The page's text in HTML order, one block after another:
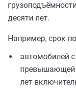
десяти лет.
Например, срок
автомобилей
превышающей
лет